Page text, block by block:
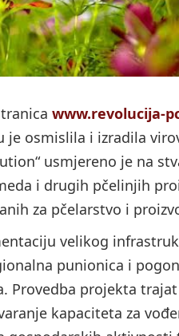
www.revolucija-
je osmislila i izradila
usmjereno je na
i drugih pčelinjih
za pčelarstvo i
velikog
punionica i
projekta trajat
kapaciteta za